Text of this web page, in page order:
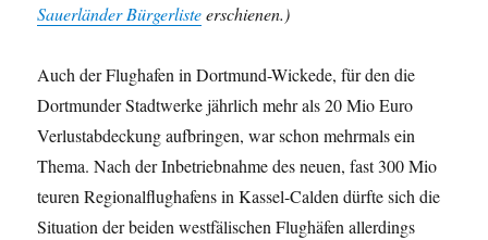
Sauerländer Bürgerlisteerschienen.)
Auch der Flughafen in Dortmund-Wickede, für den die
Dortmunder Stadtwerke jährlich mehr als 20 Mio Euro
Verlustabdeckung aufbringen, war schon mehrmals ein
Thema. Nach der Inbetriebnahme des neuen, fast 300 Mio
teuren Regionalflughafens in Kassel-Calden dürfte sich die
Situation der beiden westfälischen Flughäfen allerdings